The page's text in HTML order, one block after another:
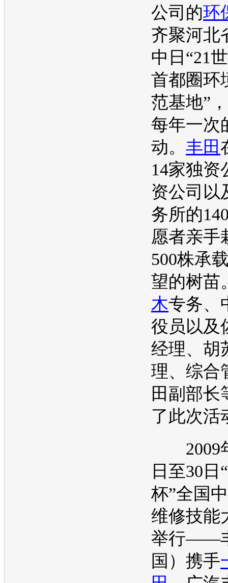
公司的环
齐聚河北
中日“21
首都圈环
范基地”
每年一次
动。 丰田
14家独资
资公司以
务所的
愿者亲手
500株承
望的树苗
木专务、
役员以及
经理、胡
理、综合
田副部长
了此次活
2009
日至30日“
杯”全国
维修技能
举行——
国）携手